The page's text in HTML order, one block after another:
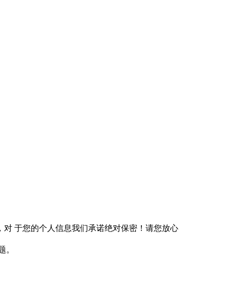
于您的个人信息我们承诺绝对保密！请您放心
。